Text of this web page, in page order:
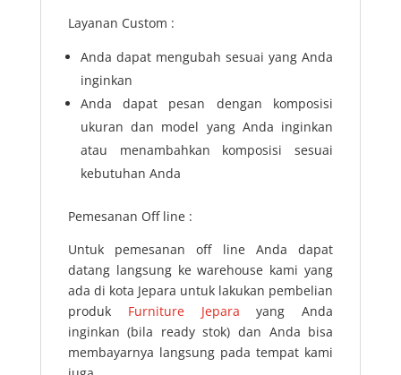
Layanan Custom :
Anda dapat mengubah sesuai yang Anda
inginkan
Anda dapat pesan dengan komposisi
ukuran dan model yang Anda inginkan
atau menambahkan komposisi sesuai
kebutuhan Anda
Pemesanan Off line :
Untuk pemesanan off line Anda dapat
datang langsung ke warehouse kami yang
ada di kota Jepara untuk lakukan pembelian
produk Furniture Jepara yang Anda
inginkan (bila ready stok) dan Anda bisa
membayarnya langsung pada tempat kami